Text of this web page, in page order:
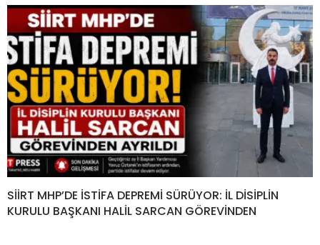
SİİRT MHP’DE İSTİFA DEPREMİ SÜRÜYOR: İL DİSİPLİN
KURULU BAŞKANI HALİL SARCAN GÖREVİNDEN